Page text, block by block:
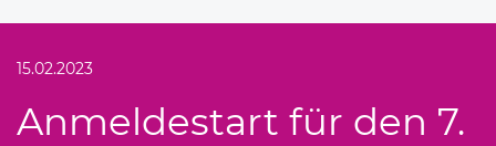
15.02.2023
Anmeldestart für den 7.